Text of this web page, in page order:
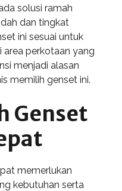
solusi ramah
dan tingkat
ini sesuai untuk
area perkotaan yang
menjadi alasan
memilih genset ini.
Genset
memerlukan
kebutuhan serta